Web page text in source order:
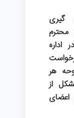
گیری
محترم
اداره
هر
از
اعضای